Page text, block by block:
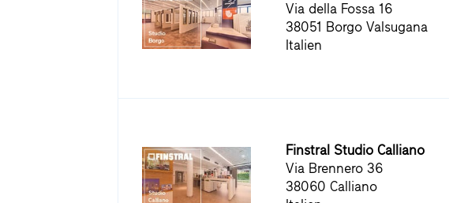
Via della Fossa 16
38051 Borgo Valsugana
Italien
Finstral Studio Calliano
Via Brennero 36
38060 Calliano